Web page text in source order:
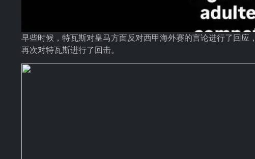
早些时候，特瓦斯对皇马方面反对西甲海外赛的言论进行了回应
再次对特瓦斯进行了回击。